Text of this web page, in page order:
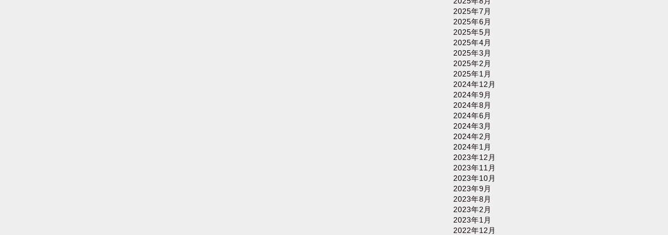
2025年7月
2025年6月
2025年5月
2025年4月
2025年3月
2025年2月
2025年1月
2024年12月
2024年9月
2024年8月
2024年6月
2024年3月
2024年2月
2024年1月
2023年12月
2023年11月
2023年10月
2023年9月
2023年8月
2023年2月
2023年1月
2022年12月